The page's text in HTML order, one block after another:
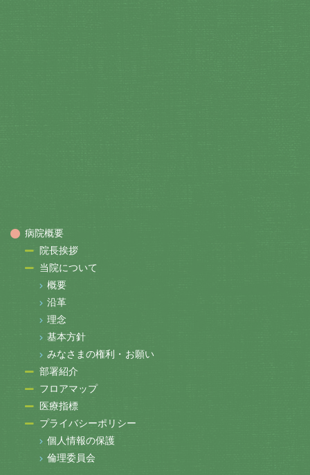
病院概要
院長挨拶
当院について
概要
沿革
理念
基本方針
みなさまの権利・お願い
部署紹介
フロアマップ
医療指標
プライバシーポリシー
個人情報の保護
倫理委員会